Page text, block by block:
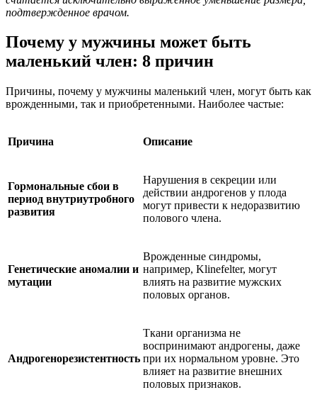
подтвержденное врачом.
Почему у мужчины может быть
маленький член: 8 причин
Причины, почему у мужчины маленький член, могут быть как
врожденными, так и приобретенными. Наиболее частые:
Причина Описание
Гормональные сбои в
период внутриутробного
развития
Нарушения в секреции или
действии андрогенов у плода
могут привести к недоразвитию
полового члена.
Генетические аномалии и
мутации
Врожденные синдромы,
например, Klinefelter, могут
влиять на развитие мужских
половых органов.
Андрогенорезистентность
Ткани организма не
воспринимают андрогены, даже
при их нормальном уровне. Это
влияет на развитие внешних
половых признаков.